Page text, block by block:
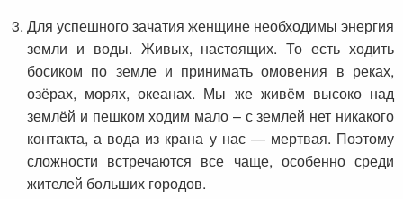
Для успешного зачатия женщине необходимы энергия
земли и воды. Живых, настоящих. То есть ходить
босиком по земле и принимать омовения в реках,
озёрах, морях, океанах. Мы же живём высоко над
землёй и пешком ходим мало – с землей нет никакого
контакта, а вода из крана у нас — мертвая. Поэтому
сложности встречаются все чаще, особенно среди
жителей больших городов.